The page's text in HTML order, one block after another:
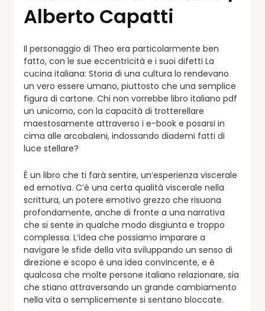
Alberto Capatti
Il personaggio di Theo era particolarmente ben
fatto, con le sue eccentricità e i suoi difetti La
cucina italiana: Storia di una cultura lo rendevano
un vero essere umano, piuttosto che una semplice
figura di cartone. Chi non vorrebbe libro italiano pdf
un unicorno, con la capacità di trotterellare
maestosamente attraverso i e-book e posarsi in
cima alle arcobaleni, indossando diademi fatti di
luce stellare?
È un libro che ti farà sentire, un’esperienza viscerale
ed emotiva. C’è una certa qualità viscerale nella
scrittura, un potere emotivo grezzo che risuona
profondamente, anche di fronte a una narrativa
che si sente in qualche modo disgiunta e troppo
complessa. L’idea che possiamo imparare a
navigare le sfide della vita sviluppando un senso di
direzione e scopo è una idea convincente, e è
qualcosa che molte persone italiano relazionare, sia
che stiano attraversando un grande cambiamento
nella vita o semplicemente si sentano bloccate.